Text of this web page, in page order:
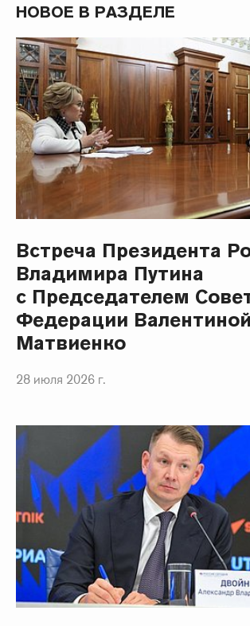
НОВОЕ В РАЗДЕЛЕ
Встреча Президента
Владимира Путина
с Председателем
Федерации Валентиной
Матвиенко
28 июля 2026 г.